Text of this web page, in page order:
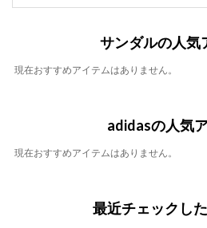
サンダルの人気
現在おすすめアイテムはありません。
adidasの人気
現在おすすめアイテムはありません。
最近チェックし